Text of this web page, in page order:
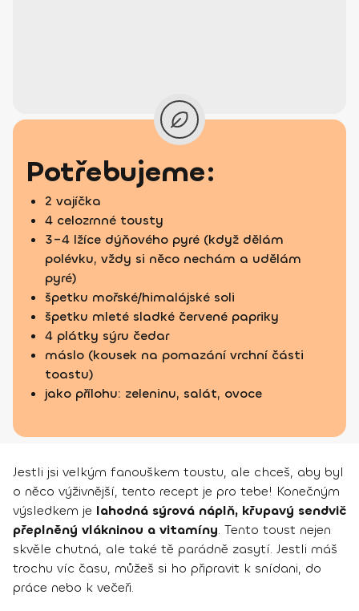
Potřebujeme:
2 vajíčka
4 celozrnné tousty
3–4 lžíce dýňového pyré (když dělám
polévku, vždy si něco nechám a udělám
pyré)
špetku mořské/himalájské soli
špetku mleté sladké červené papriky
4 plátky sýru čedar
máslo (kousek na pomazání vrchní části
toastu)
jako přílohu: zeleninu, salát, ovoce
Jestli jsi velkým fanouškem toustu, ale chceš, aby byl
o něco výživnější, tento recept je pro tebe! Konečným
výsledkem je lahodná sýrová náplň, křupavý sendvič
přeplněný vlákninou a vitamíny. Tento toust nejen
skvěle chutná, ale také tě parádně zasytí. Jestli máš
trochu víc času, můžeš si ho připravit k snídani, do
práce nebo k večeři.